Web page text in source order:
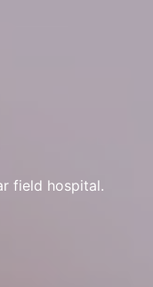
field hospital.